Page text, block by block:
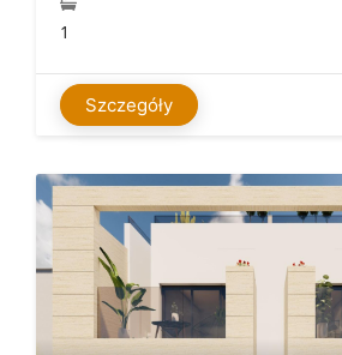
1
Szczegóły